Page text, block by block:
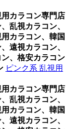
カラコン専門店
乱視カラコン、
カラコン、韓国
遠視カラコン、
、格安カラコン
ピンク系 乱視用
カラコン専門店
乱視カラコン、
カラコン、韓国
遠視カラコン、